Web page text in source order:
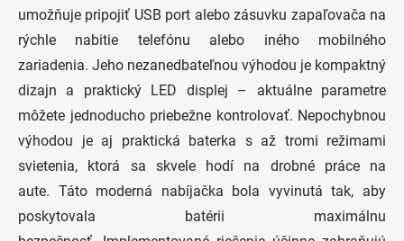
umožňuje pripojiť USB port alebo zásuvku zapaľovača na
rýchle nabitie telefónu alebo iného mobilného
zariadenia. Jeho nezanedbateľnou výhodou je kompaktný
dizajn a praktický LED displej – aktuálne parametre
môžete jednoducho priebežne kontrolovať. Nepochybnou
výhodou je aj praktická baterka s až tromi režimami
svietenia, ktorá sa skvele hodí na drobné práce na
aute. Táto moderná nabíjačka bola vyvinutá tak, aby
poskytovala batérii maximálnu